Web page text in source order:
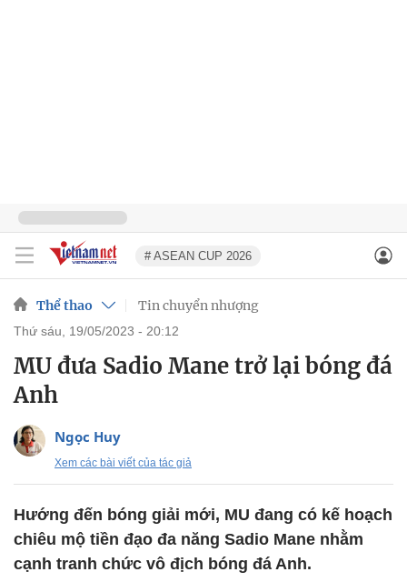
# ASEAN CUP 2026
Thể thao Tin chuyển nhượng
thứ sáu, 19/05/2023 - 20:12
MU đưa Sadio Mane trở lại bóng đá
Anh
Ngọc Huy
Xem các bài viết của tác giả
Hướng đến bóng giải mới, MU đang có kế hoạch
chiêu mộ tiền đạo đa năng Sadio Mane nhằm
cạnh tranh chức vô địch bóng đá Anh.